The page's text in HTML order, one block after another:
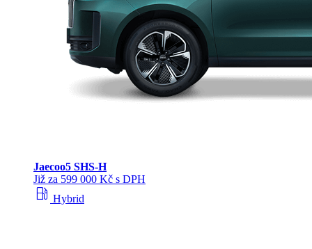
Jaecoo5 SHS-H
Již za 599 000 Kč s DPH
local_gas_station Hybrid